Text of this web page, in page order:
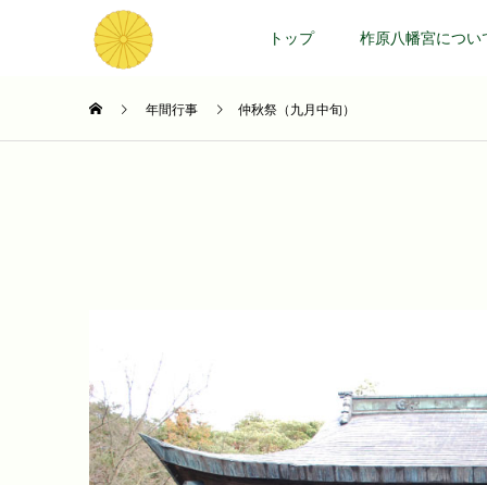
トップ 柞原八幡宮につい
年間行事 仲秋祭（九月中旬）